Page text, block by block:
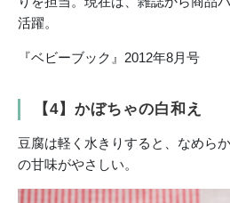
活躍。
『ベビーブック』2012年8月号
【4】かぼちゃの白和え
豆腐は軽く水きりすると、なめら
の甘味がやさしい。